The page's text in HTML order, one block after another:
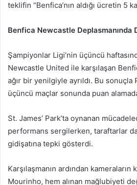
teklifin “Benfica’nın aldığı ücretin 5
Benfica Newcastle Deplasmanında
Şampiyonlar Ligi’nin üçüncü
Newcastle United ile karşılaşan
ağır bir yenilgiyle ayrıldı. Bu
üçüncü maçlar sonunda puan
St. James’ Park’ta oynanan
performans sergilerken, taraftarlar da
gidişatına tepki gösterdi.
Karşılaşmanın ardından kameraların
Mourinho, hem alınan mağlubiyeti